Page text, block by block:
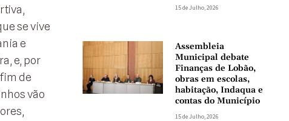
se vive
e
e, por
de
vão
15 de Julho, 2026
Assembleia
Municipal debate
Finanças de Lobão,
obras em escolas,
habitação, Indaqua e
contas do Município
15 de Julho, 2026